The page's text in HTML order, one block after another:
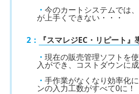
・ 今のカートシステムでは
が上手くできない・・・
2：
『スマレジEC・リピート
・ 現在の販売管理ソフトを
入ができ、コストダウンに
・ 手作業がなくなり効率化
ンの入力工数がすべて0に！